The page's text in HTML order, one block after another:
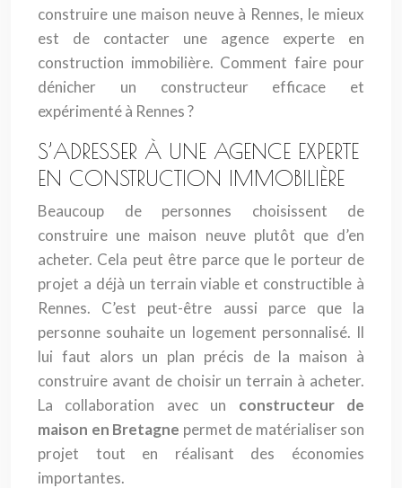
construire une maison neuve à Rennes, le mieux
est de contacter une agence experte en
construction immobilière. Comment faire pour
dénicher un constructeur efficace et
expérimenté à Rennes ?
S’ADRESSER À UNE AGENCE EXPERTE
EN CONSTRUCTION IMMOBILIÈRE
Beaucoup de personnes choisissent de
construire une maison neuve plutôt que d’en
acheter. Cela peut être parce que le porteur de
projet a déjà un terrain viable et constructible à
Rennes. C’est peut-être aussi parce que la
personne souhaite un logement personnalisé. Il
lui faut alors un plan précis de la maison à
construire avant de choisir un terrain à acheter.
La collaboration avec un constructeur de
maison en Bretagne permet de matérialiser son
projet tout en réalisant des économies
importantes.